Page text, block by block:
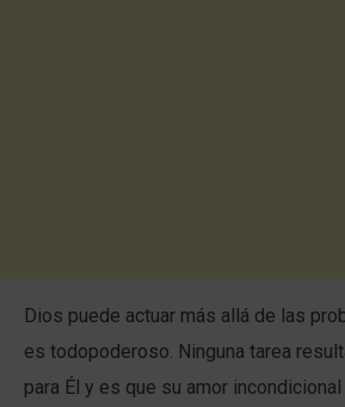
Dios puede actuar más allá de las
es todopoderoso. Ninguna tarea
para Él y es que su amor